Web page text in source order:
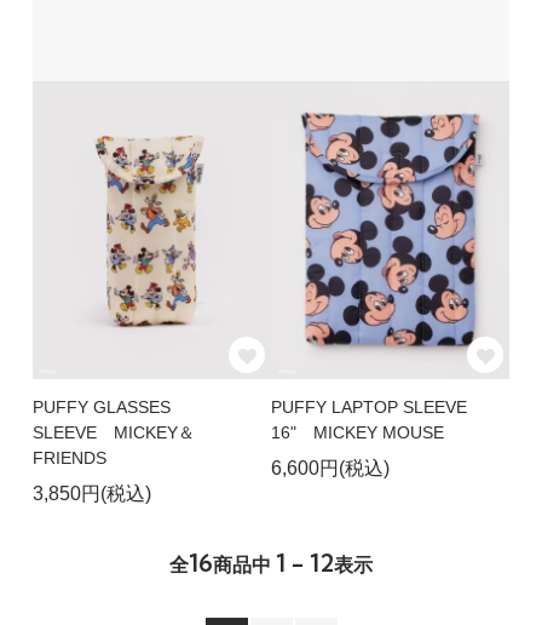
PUFFY GLASSES
SLEEVE MICKEY＆
FRIENDS
3,850円(税込)
PUFFY LAPTOP SLEEVE
16" MICKEY MOUSE
6,600円(税込)
全16商品中 1 - 12表示